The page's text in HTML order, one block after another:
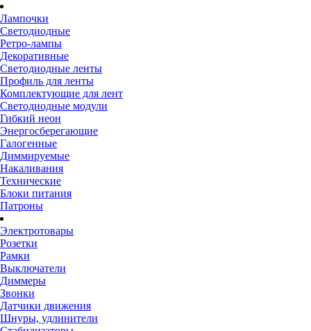
Лампочки
Светодиодные
Ретро-лампы
Декоративные
Светодиодные ленты
Профиль для ленты
Комплектующие для лент
Светодиодные модули
Гибкий неон
Энергосберегающие
Галогенные
Диммируемые
Накаливания
Технические
Блоки питания
Патроны
Электротовары
Розетки
Рамки
Выключатели
Диммеры
Звонки
Датчики движения
Шнуры, удлинители